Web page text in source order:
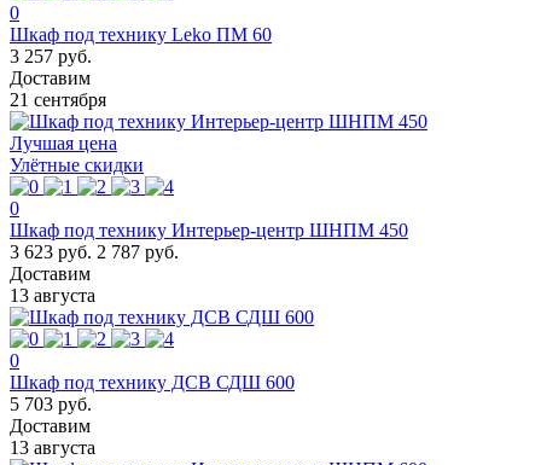
0
Шкаф под технику Leko ПМ 60
3 257 руб.
Доставим
21 сентября
Лучшая цена
Улётные скидки
0
Шкаф под технику Интерьер-центр ШНПМ 450
3 623 руб. 2 787 руб.
Доставим
13 августа
0
Шкаф под технику ДСВ СДШ 600
5 703 руб.
Доставим
13 августа